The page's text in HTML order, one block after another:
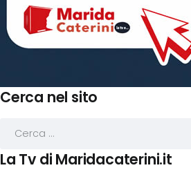
Cerca nel sito
La Tv di Maridacaterini.it